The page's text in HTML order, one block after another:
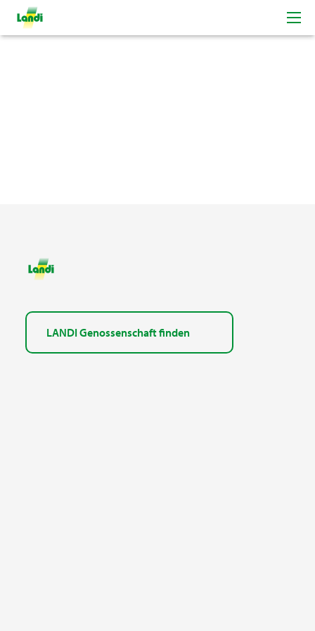
LANDI Genossenschaft finden